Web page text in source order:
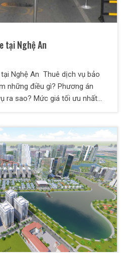
tại Nghệ An
Nghệ An Thuê dịch vụ bảo
những điều gì? Phương án
ra sao? Mức giá tối ưu nhất
cho quý vị. Cùng chúng